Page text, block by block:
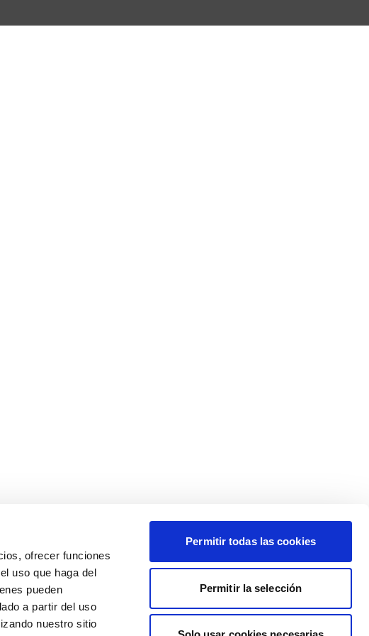
ofrecer funciones
uso que haga del
pueden
a partir del uso
nuestro sitio
Permitir todas las cookies
Permitir la selección